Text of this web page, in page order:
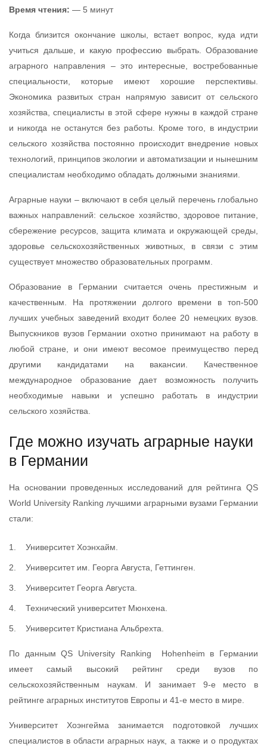
Время чтения: — 5 минут
Когда близится окончание школы, встает вопрос, куда идти
учиться дальше, и какую профессию выбрать. Образование
аграрного направления – это интересные, востребованные
специальности, которые имеют хорошие перспективы.
Экономика развитых стран напрямую зависит от сельского
хозяйства, специалисты в этой сфере нужны в каждой стране
и никогда не останутся без работы. Кроме того, в индустрии
сельского хозяйства постоянно происходит внедрение новых
технологий, принципов экологии и автоматизации и нынешним
специалистам необходимо обладать должными знаниями.
Аграрные науки – включают в себя целый перечень глобально
важных направлений: сельское хозяйство, здоровое питание,
сбережение ресурсов, защита климата и окружающей среды,
здоровье сельскохозяйственных животных, в связи с этим
существует множество образовательных программ.
Образование в Германии считается очень престижным и
качественным. На протяжении долгого времени в топ-500
лучших учебных заведений входит более 20 немецких вузов.
Выпускников вузов Германии охотно принимают на работу в
любой стране, и они имеют весомое преимущество перед
другими кандидатами на вакансии. Качественное
международное образование дает возможность получить
необходимые навыки и успешно работать в индустрии
сельского хозяйства.
Где можно изучать аграрные науки
в Германии
На основании проведенных исследований для рейтинга QS
World University Ranking лучшими аграрными вузами Германии
стали:
Университет Хоэнхайм.
Университет им. Георга Августа, Геттинген.
Университет Георга Августа.
Технический университет Мюнхена.
Университет Кристиана Альбрехта.
По данным QS University Ranking Hohenheim в Германии
имеет самый высокий рейтинг среди вузов по
сельскохозяйственным наукам. И занимает 9-е место в
рейтинге аграрных институтов Европы и 41-е место в мире.
Университет Хоэнгейма занимается подготовкой лучших
специалистов в области аграрных наук, а также и о продуктах